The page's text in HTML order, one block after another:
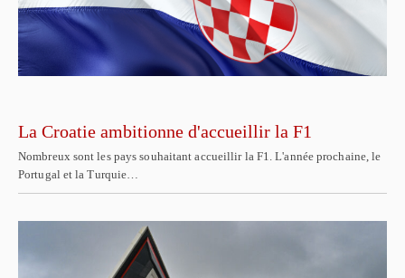
La Croatie ambitionne d'accueillir la F1
Nombreux sont les pays souhaitant accueillir la F1. L'année prochaine, le
Portugal et la Turquie…